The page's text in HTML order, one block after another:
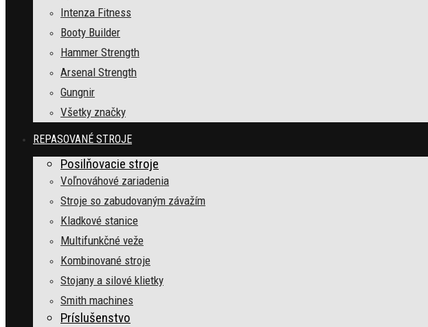
Intenza Fitness
Booty Builder
Hammer Strength
Arsenal Strength
Gungnir
Všetky značky
REPASOVANÉ STROJE
Posilňovacie stroje
Voľnováhové zariadenia
Stroje so zabudovaným závažím
Kladkové stanice
Multifunkčné veže
Kombinované stroje
Stojany a silové klietky
Smith machines
Príslušenstvo